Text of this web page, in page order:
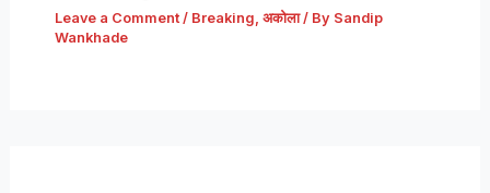
Leave a Comment / Breaking अकोला/ By Sandip
Wankhade